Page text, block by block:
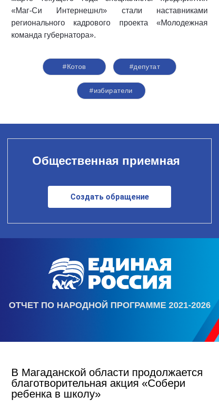
«Маг-Си Интернешнл» стали наставниками
регионального кадрового проекта «Молодежная
команда губернатора».
#Котов #депутат
#избиратели
Общественная приемная
Создать обращение
ОТЧЕТ ПО НАРОДНОЙ ПРОГРАММЕ 2021-2026
В Магаданской области продолжается
благотворительная акция «Собери
ребенка в школу»